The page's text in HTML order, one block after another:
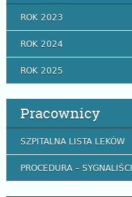
ROK 2023
ROK 2024
ROK 2025
Pracownicy
SZPITALNA LISTA LEKÓW
PROCEDURA – SYGNALIŚCI